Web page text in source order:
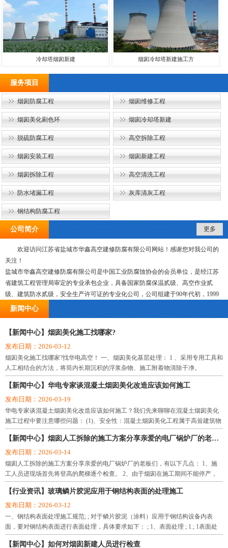
冷却塔烟囱新建 烟囱冷却塔新建施工方
服务项目
烟囱防腐工程 烟囱维修工程
烟囱美化刷色环 烟囱冷却塔新建
脱硫防腐工程 高空拆除工程
烟囱安装工程 烟囱新建工程
烟囱拆除工程 高空清洗工程
防水堵漏工程 灰库清灰工程
钢结构防腐工程
公司简介 更多
欢迎访问江苏省盐城市华鑫高空建修防腐有限公司网站！感谢您对我公司的
关注！
盐城市华鑫高空建修防腐有限公司是中国工业防腐蚀协会的会员单位，是经江苏
省建筑工程管理局审定的专业承包企业，具备国家防腐保温贰级、高空作业贰
级、建筑防水贰级，安全生产许可证的专业化公司，公司组建于90年代初，1999
年8月份由原来的国有企业改制为股份有限公司，经过十多年的艰苦创业，现已发
展成为领导班子过硬、技术力量雄厚，具有较强有经济实力和高素质的施工与管
理队伍。企业信誉和科技含量均在国内同行业中处于领先地位，并率先通过了国
公司注册资本5066万，目前下辖十四个工程处，从业人数260人，具备各类专业技
术职称的20人，其中高级工程师3人，工程师、经济师、会计师共10人，项目经理
10人，拥有大中型机械设备118台（件），年施工产值近3亿元。公司现有9个驻外
办事处：广州办事处、济南办事处、合肥办事处、南昌办事处、沈阳办事处、大
连办事处、杭州办事处、郑州办事处、太原办事处。施工网点遍及全国各地二十
多个省、市、区，涉及石油、化工、冶金、电力、能源、航天、建材、国防、交
通、煤炭、医药、轻纺、食品、港口等十多个行业，承揽了大量的烟囱水塔新
建、烟囱维修、烟囱拆除、烟囱防腐、烟囱脱硫、冷却塔防腐、炉架防腐、风机
塔筒清洗、地下室、水池、隧道、电缆沟防渗堵漏、仓储、水泥库清灰、生料库
清灰、水泥罐清灰等工程，公司自建组建以来，坚持走反术革新之路，依靠丰富
的施工经验、先进的施工技术和科学的网络化管理手段。先后承接了系统内各类
高空防腐检修、高空航标灯安装、防水堵漏、化学锚固、烟囱水塔新建、烟囱水
工程，都以工程质量好、安全率高，赢得了广大用户的一致好评。
公司将坚持以人为本，全面构建和谐发展的新环境，建立现代企业制度，规范运
作，坚持走科技兴企、质量兴企之路，遵循“质量至上、业主至上、信守合同、优
质服务”宗旨，“团结协作、严谨求实、优质高效、开拓创新”的企业精神，精心打
造精品工程，向新老客户提供满意的服务。
新闻中心
【新闻中心】烟囱美化施工找哪家?
发布日期：2026-03-12
烟囱美化施工找哪家?找华电高空！ 一、烟囱美化基层处理： 1 、采用专用工具和
人工相结合的方法，将筒内长期沉积的浮浆杂物、施工附着物清除干净。
【新闻中心】华电专家谈混凝土烟囱美化改造应该如何施工
发布日期：2026-03-19
华电专家谈混凝土烟囱美化改造应该如何施工？我们先来聊聊在混凝土烟囱美化
施工过程中要注意哪些问题： (1)、安全性：混凝土烟囱美化工程属于高耸建筑物
施工，危险性极高，因此首先要保证高空悬挂平台的连接装置的安全性。 (2)、混
凝土烟囱美化工
【新闻中心】烟囱人工拆除的施工方案分享亲爱的电厂锅炉厂的老板们
发布日期：2026-03-14
烟囱人工拆除的施工方案分享亲爱的电厂锅炉厂的老板们，有以下几点： 1、施
工人员进现场首先将登高的爬梯逐个检查。 2、由于烟囱在施工期间不能停产，
处于不停产状态下施工。
【行业资讯】玻璃鳞片胶泥应用于钢结构表面的处理施工
发布日期：2026-03-12
一、钢结构表面处理施工规范; ; 对于鳞片胶泥（涂料）应用于钢结构设备内表
面，要对钢结构表面进行表面处理，具体要求如下： ; 1、表面处理 ; 1.; 1表面处
理前，设备应是已按图纸要求制造、检
【新闻中心】如何对烟囱新建人员进行检查